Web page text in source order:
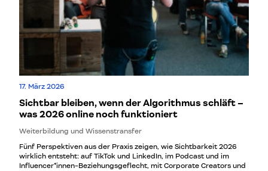
17. März 2026
Sichtbar bleiben, wenn der Algorithmus schläft –
was 2026 online noch funktioniert
Weiterbildung und Wissenstransfer
Fünf Perspektiven aus der Praxis zeigen, wie Sichtbarkeit 2026
wirklich entsteht: auf TikTok und LinkedIn, im Podcast und im
Influencer*innen-Beziehungsgeflecht, mit Corporate Creators und